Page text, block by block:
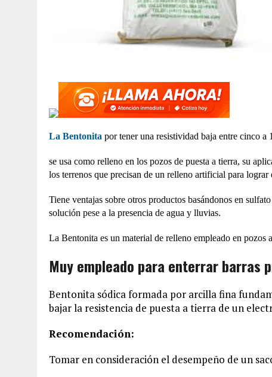
La Bentonita por tener una resistividad baja entre cinco a
se usa como relleno en los pozos de puesta a tierra, su
los terrenos que precisan de un relleno artificial para lograr
Tiene ventajas sobre otros productos basándonos en
solución pese a la presencia de agua y lluvias.
La Bentonita es un material de relleno empleado en pozos
Muy empleado para enterrar barras
Bentonita sódica formada por arcilla fina
bajar la resistencia de puesta a tierra de un
Recomendación:
Tomar en consideración el desempeño de un